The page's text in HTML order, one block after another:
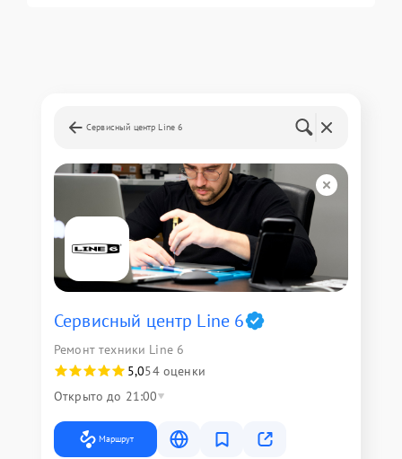
Сервисный центр Line 6
Сервисный центр Line 6
Ремонт техники Line 6
5,054 оценки
Открыто до 21:00
Маршрут